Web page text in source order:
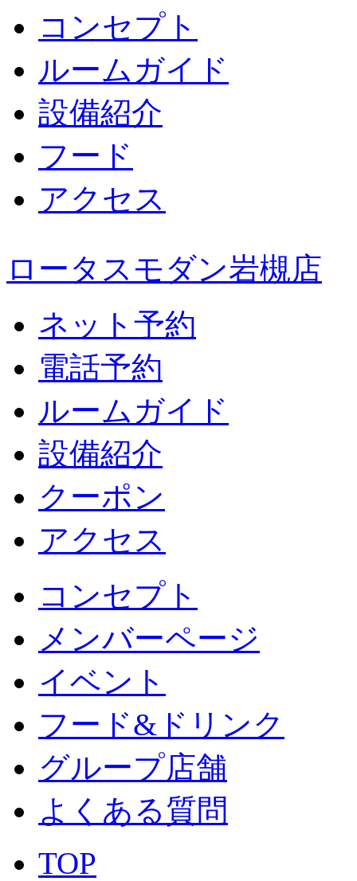
コンセプト
ルームガイド
設備紹介
フード
アクセス
ロータスモダン岩槻店
ネット予約
電話予約
ルームガイド
設備紹介
クーポン
アクセス
コンセプト
メンバーページ
イベント
フード&ドリンク
グループ店舗
よくある質問
TOP